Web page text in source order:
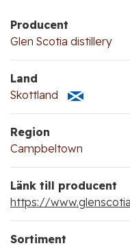
Producent
Glen Scotia distillery
Land
Skottland
Region
Campbeltown
Länk till producent
https://
Sortiment